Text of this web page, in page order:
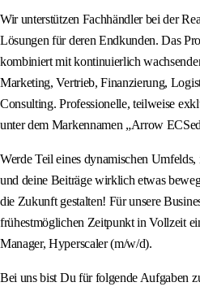
Wir unterstützen Fachhändler bei der
Lösungen für deren Endkunden. Das
kombiniert mit kontinuierlich
Marketing, Vertrieb, Finanzierung,
Consulting. Professionelle, teilweise
unter dem Markennamen „Arrow
Werde Teil eines dynamischen
und deine Beiträge wirklich etwas
die Zukunft gestalten! Für unsere
frühestmöglichen Zeitpunkt in Vollzeit
Manager, Hyperscaler (m/w/d).
Bei uns bist Du für folgende Aufgaben